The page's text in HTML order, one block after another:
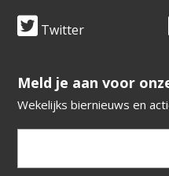
Twitter
​​​​​​​Meld je aan voor
Wekelijks biernieuws en